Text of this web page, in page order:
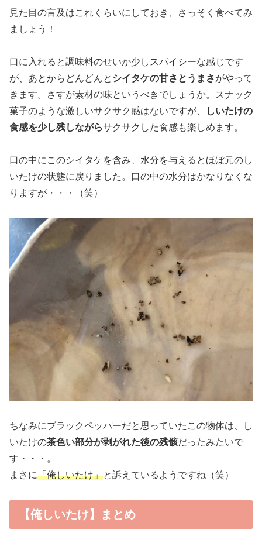
見た目の言及はこれくらいにしておき、さっそく食べてみ
ましょう！
口に入れると調味料のせいか少しスパイシーな感じです
が、あとからどんどんと シイタケの甘さとうまさがやって
きます。さすが素材の味というべきでしょうか。スナック
菓子のような激しいサクサク感はないですが、
しいたけの
食感を少し残しながらサクサクした食感も楽しめます。
口の中にこのシイタケを含み、水分を与えるとほぼ元のし
いたけの状態に戻りました。口の中の水分はかなりなくな
りますが・・・（笑）
ちなみにブラックペッパーだと思っていたこの物体は、し
いたけの茶色い部分が剥がれた後の残骸だったみたいで
す・・・。
まさに「俺しいたけ」と訴えているようですね（笑）
【俺しいたけ】まとめ